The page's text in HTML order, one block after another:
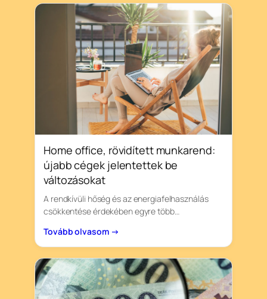
Home office, rövidített munkarend:
újabb cégek jelentettek be
változásokat
A rendkívüli hőség és az energiafelhasználás
csökkentése érdekében egyre több…
Tovább olvasom →